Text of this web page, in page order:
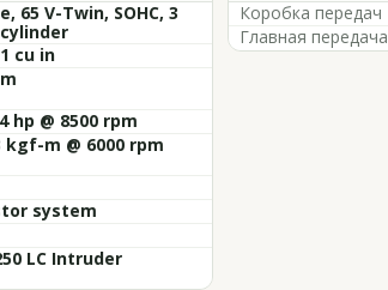
65 V-Twin, SOHC, 3
cu in
hp @ 8500 rpm
kgf-m @ 6000 rpm
system
LC Intruder
Коробка передач
Главная передача